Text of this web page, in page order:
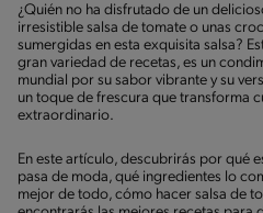
¿Quién no ha disfrutado de un
irresistible salsa de tomate o unas
sumergidas en esta exquisita salsa?
gran variedad de recetas, es un
mundial por su sabor vibrante y su
un toque de frescura que transforma
extraordinario.
En este artículo, descubrirás por qué
pasa de moda, qué ingredientes lo
mejor de todo, cómo hacer salsa de